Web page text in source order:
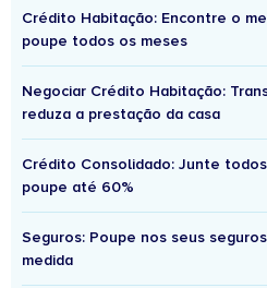
Crédito Habitação: Encontre o
poupe todos os meses
Negociar Crédito Habitação:
reduza a prestação da casa
Crédito Consolidado: Junte
poupe até 60%
Seguros: Poupe nos seus
medida